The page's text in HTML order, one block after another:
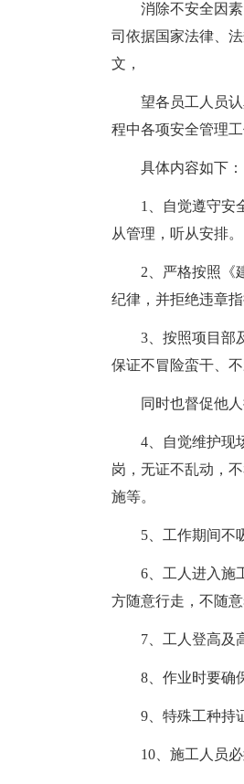
消除不安全因
司依据国家法律、
文，
望各员工人员
程中各项安全管理
具体内容如下：
1、自觉遵守安
从管理，听从安排。
2、严格按照《
纪律，并拒绝违章
3、按照项目部
保证不冒险蛮干、不
同时也督促他
4、自觉维护现
岗，无证不乱动，
施等。
5、工作期间不
6、工人进入施
方随意行走，不随
7、工人登高及
8、作业时要确
9、特殊工种持
10、施工人员